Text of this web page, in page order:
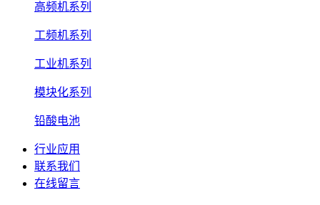
高频机系列
工频机系列
工业机系列
模块化系列
铅酸电池
行业应用
联系我们
在线留言